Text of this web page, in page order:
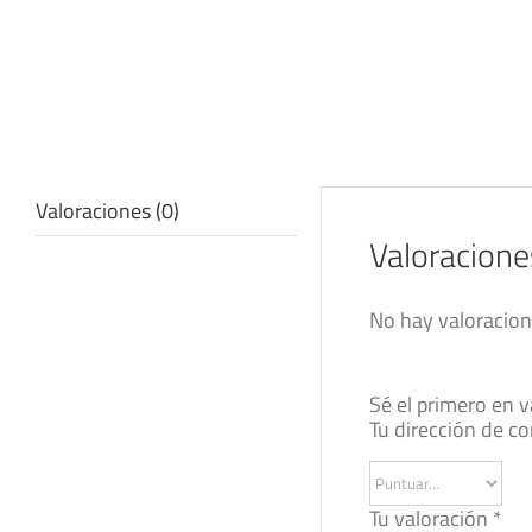
Valoraciones (0)
No hay
Sé el primero en
Tu dirección de
Tu valoración *